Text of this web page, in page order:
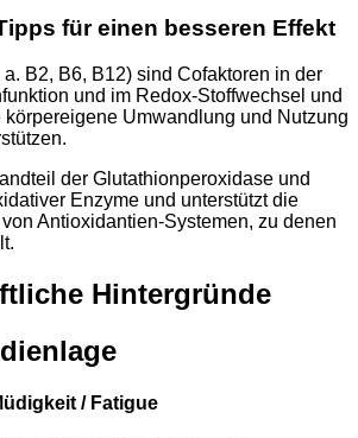
für einen besseren Effekt
a. B2, B6, B12) sind Cofaktoren in der
und im Redox‑Stoffwechsel und
körpereigene Umwandlung und Nutzung
der Glutathionperoxidase und
Enzyme und unterstützt die
Antioxidantien‑Systemen, zu denen
Hintergründe
/ Fatigue